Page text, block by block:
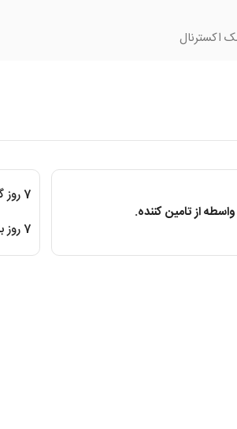
اکسترنال
از تامین کننده.
7 روز گارانتی تعویض
7 روز بازگشت وجه